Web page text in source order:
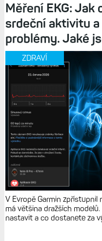
Měření EKG:
srdeční aktivitu
problémy. Jaké
ZDRAVÍ
V Evropě Garmin zpřístupnil
má většina dražších
nastavit a co dostanete za